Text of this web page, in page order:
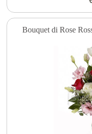
Bouquet di Rose